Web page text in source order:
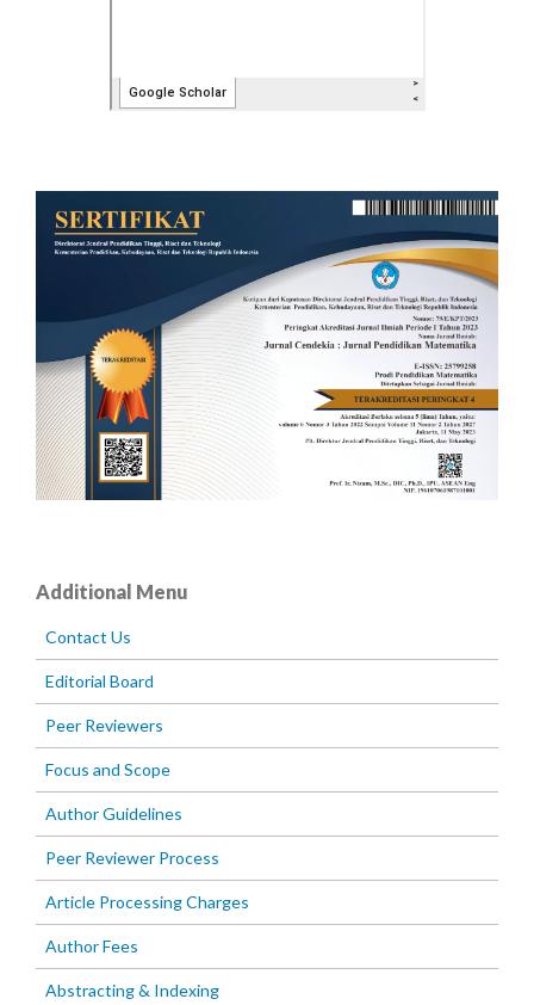
Additional Menu
Contact Us
Editorial Board
Peer Reviewers
Focus and Scope
Author Guidelines
Peer Reviewer Process
Article Processing Charges
Author Fees
Abstracting & Indexing